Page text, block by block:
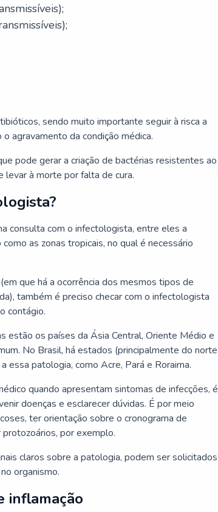
sendo muito importante seguir à risca a
agravamento da condição médica.
pode gerar a criação de bactérias resistentes ao
levar à morte por falta de cura.
consulta com o infectologista, entre eles a
as zonas tropicais, no qual é necessário
que há a ocorrência dos mesmos tipos de
também é preciso checar com o infectologista
contágio.
estão os países da Ásia Central, Oriente Médio e
No Brasil, há estados (principalmente do norte
essa patologia, como Acre, Pará e Roraima.
quando apresentam sintomas de infecções, é
doenças e esclarecer dúvidas. É por meio
ter orientação sobre o cronograma de
por exemplo.
claros sobre a patologia, podem ser solicitados
organismo.
inflamação